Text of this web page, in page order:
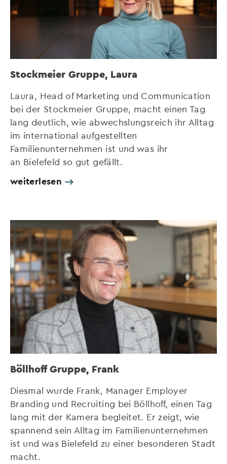
Stockmeier Gruppe, Laura
Laura, Head of Marketing und Communication
bei der Stockmeier Gruppe, macht einen Tag
lang deutlich, wie abwechslungsreich ihr Alltag
im international aufgestellten
Familienunternehmen ist und was ihr
an Bielefeld so gut gefällt.
weiterlesen
Böllhoff Gruppe, Frank
Diesmal wurde Frank, Manager Employer
Branding und Recruiting bei Böllhoff, einen Tag
lang mit der Kamera begleitet. Er zeigt, wie
spannend sein Alltag im Familienunternehmen
ist und was Bielefeld zu einer besonderen Stadt
macht.